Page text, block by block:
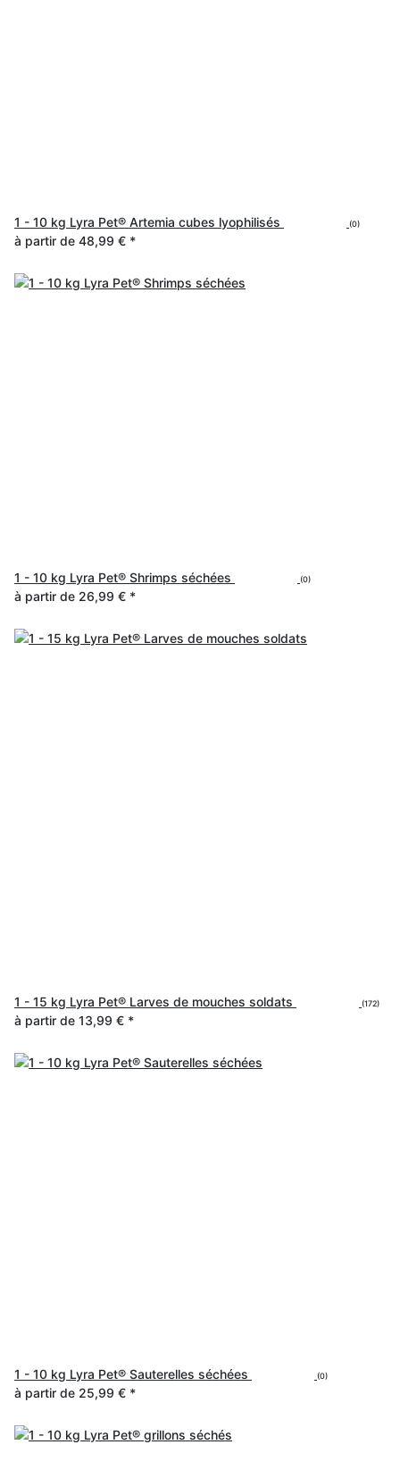
1 - 10 kg Lyra Pet® Artemia cubes lyophilisés (0)
à partir de 48,99 € *
1 - 10 kg Lyra Pet® Shrimps séchées (0)
à partir de 26,99 € *
1 - 15 kg Lyra Pet® Larves de mouches soldats (172)
à partir de 13,99 € *
1 - 10 kg Lyra Pet® Sauterelles séchées (0)
à partir de 25,99 € *